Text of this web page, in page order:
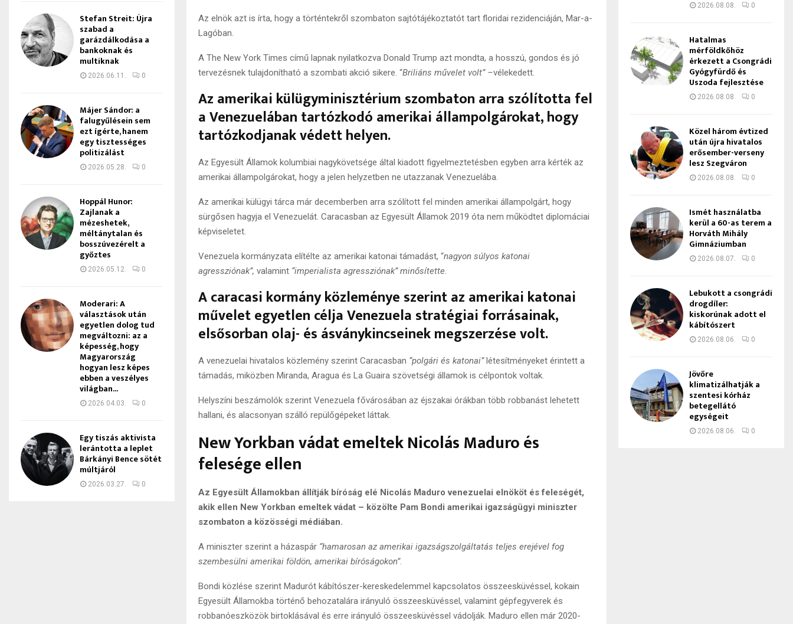
Az elnök azt is írta, hogy a történtekről szombaton sajtótájékoztatót tart floridai rezidenciáján, Mar-a-
Lagóban.
A The New York Times című lapnak nyilatkozva Donald Trump azt mondta, a hosszú, gondos és jó
tervezésnek tulajdonítható a szombati akció sikere. “Briliáns művelet volt” –vélekedett.
Az amerikai külügyminisztérium szombaton arra szólította fel
a Venezuelában tartózkodó amerikai állampolgárokat, hogy
tartózkodjanak védett helyen.
Az Egyesült Államok kolumbiai nagykövetsége által kiadott figyelmeztetésben egyben arra kérték az
amerikai állampolgárokat, hogy a jelen helyzetben ne utazzanak Venezuelába.
Az amerikai külügyi tárca már decemberben arra szólított fel minden amerikai állampolgárt, hogy
sürgősen hagyja el Venezuelát. Caracasban az Egyesült Államok 2019 óta nem működtet diplomáciai
képviseletet.
Venezuela kormányzata elítélte az amerikai katonai támadást, “nagyon súlyos katonai
agressziónak”, valamint “imperialista agressziónak” minősítette.
A caracasi kormány közleménye szerint az amerikai katonai
művelet egyetlen célja Venezuela stratégiai forrásainak,
elsősorban olaj- és ásványkincseinek megszerzése volt.
A venezuelai hivatalos közlemény szerint Caracasban “polgári és katonai”létesítményeket érintett a
támadás, miközben Miranda, Aragua és La Guaira szövetségi államok is célpontok voltak.
Helyszíni beszámolók szerint Venezuela fővárosában az éjszakai órákban több robbanást lehetett
hallani, és alacsonyan szálló repülőgépeket láttak.
New Yorkban vádat emeltek Nicolás Maduro és
felesége ellen
Az Egyesült Államokban állítják bíróság elé Nicolás Maduro venezuelai elnököt és feleségét,
akik ellen New Yorkban emeltek vádat – közölte Pam Bondi amerikai igazságügyi miniszter
szombaton a közösségi médiában.
A miniszter szerint a házaspár “hamarosan az amerikai igazságszolgáltatás teljes erejével fog
szembesülni amerikai földön, amerikai bíróságokon”.
Bondi közlése szerint Madurót kábítószer-kereskedelemmel kapcsolatos összeesküvéssel, kokain
Egyesült Államokba történő behozatalára irányuló összeesküvéssel, valamint gépfegyverek és
robbanóeszközök birtoklásával és erre irányuló összeesküvéssel vádolják. Maduro ellen már 2020-
Stefan Streit: Újra
szabad a
garázdálkodása a
bankoknak és
multiknak
2026.06.11. 0
Májer Sándor: a
falugyűlésein sem
ezt ígérte, hanem
egy tisztességes
politizálást
2026.05.28. 0
Hoppál Hunor:
Zajlanak a
mézeshetek,
méltánytalan és
bosszúvezérelt a
győztes
2026.05.12. 0
Moderari: A
választások után
egyetlen dolog tud
megváltozni: az a
képesség, hogy
Magyarország
hogyan lesz képes
ebben a veszélyes
világban...
2026.04.03. 0
Egy tiszás aktivista
lerántotta a leplet
Bárkányi Bence sötét
múltjáról
2026.03.27. 0
2026.08.08. 0
Hatalmas
mérföldkőhöz
érkezett a Csongrádi
Gyógyfürdő és
Uszoda fejlesztése
2026.08.08. 0
Közel három évtized
után újra hivatalos
erősember-verseny
lesz Szegváron
2026.08.08. 0
Ismét használatba
kerül a 60-as terem a
Horváth Mihály
Gimnáziumban
2026.08.07. 0
Lebukott a csongrádi
drogdíler:
kiskorúnak adott el
kábítószert
2026.08.06. 0
Jövőre
klimatizálhatják a
szentesi kórház
betegellátó
egységeit
2026.08.06. 0